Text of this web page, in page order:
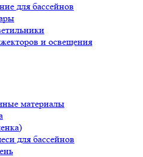
для бассейнов
и освещения
материалы
для бассейнов